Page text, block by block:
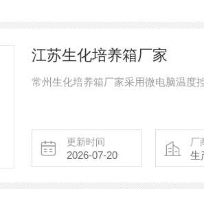
江苏生化培养箱厂家
常州生化培养箱厂家采用微电脑温度
更新时间
2026-07-20
厂
生